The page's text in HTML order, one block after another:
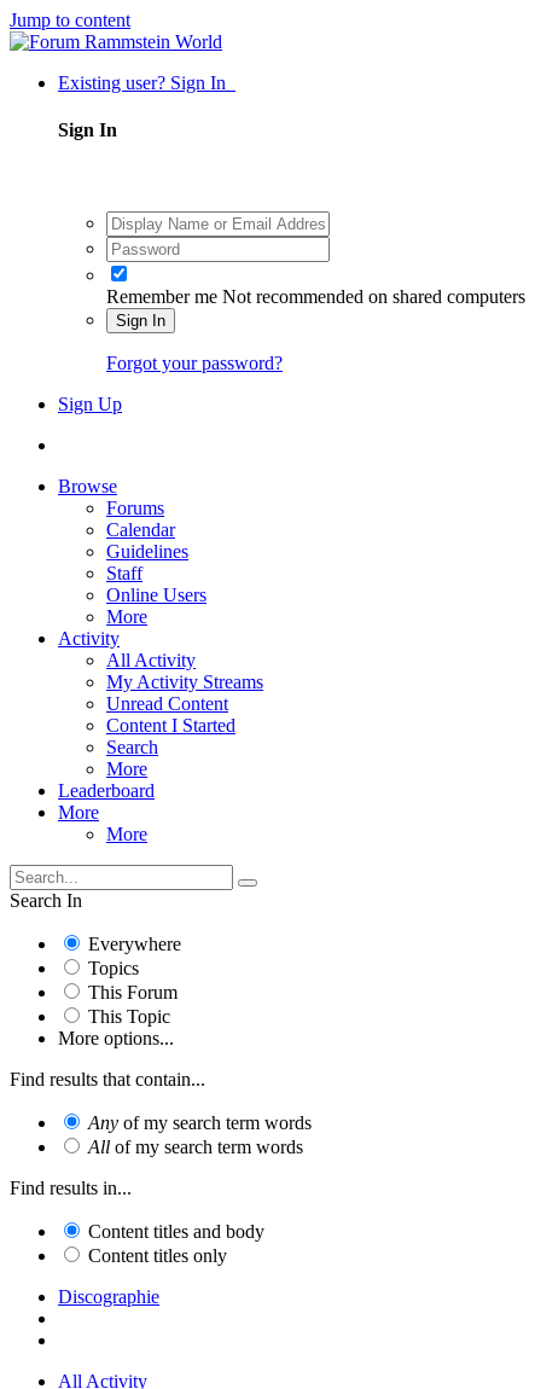
Jump to content
Existing user? Sign In
Sign In
Remember me Not recommended on shared computers
Sign In
Forgot your password?
Sign Up
Browse
Forums
Calendar
Guidelines
Staff
Online Users
More
Activity
All Activity
My Activity Streams
Unread Content
Content I Started
Search
More
Leaderboard
More
More
Search In
Everywhere
Topics
This Forum
This Topic
More options...
Find results that contain...
Any of my search term words
All of my search term words
Find results in...
Content titles and body
Content titles only
Discographie
All Activity